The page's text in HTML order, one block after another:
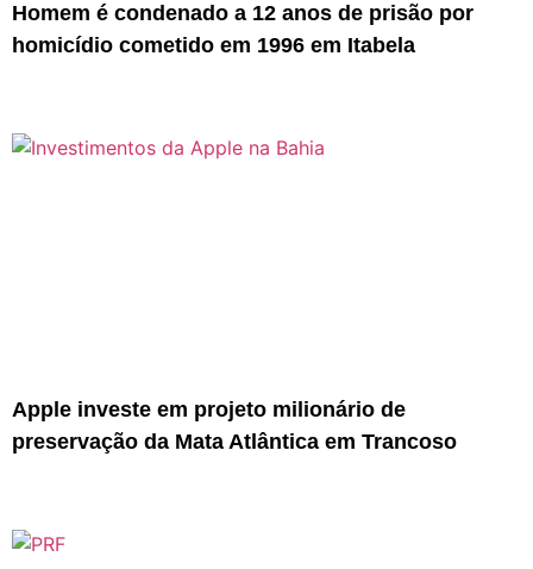
Homem é condenado a 12 anos de prisão por
homicídio cometido em 1996 em Itabela
Apple investe em projeto milionário de
preservação da Mata Atlântica em Trancoso